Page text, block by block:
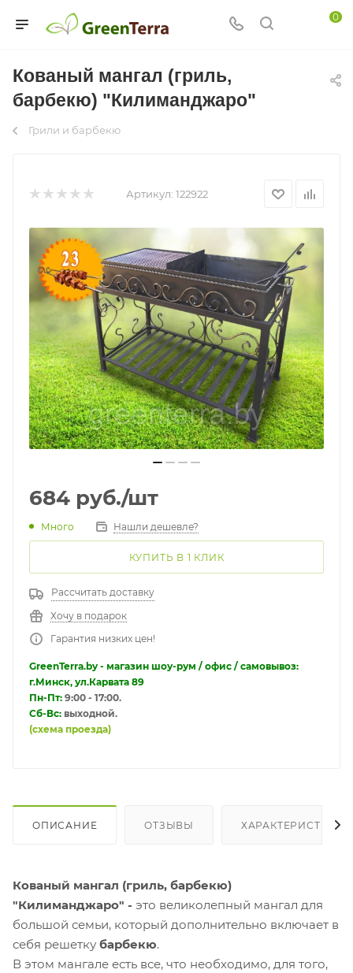
0
Кованый мангал (гриль,
барбекю) "Килиманджаро"
Грили и барбекю
Артикул: 122922
684 руб./шт
Много Нашли дешевле?
КУПИТЬ В 1 КЛИК
Рассчитать доставку
Хочу в подарок
Гарантия низких цен!
GreenTerra.by - магазин шоу-рум / офис / самовывоз:
г.Минск, ул.Карвата 89
Пн-Пт: 9:00 - 17:00.
Сб-Вс: выходной.
(схема проезда)
ОПИСАНИЕ ОТЗЫВЫ ХАРАКТЕРИСТИКИ
Кованый мангал (гриль, барбекю)
"Килиманджаро" - это великолепный мангал для
большой семьи, который дополнительно включает в
себя решетку барбекю.
В этом мангале есть все, что необходимо, для того,